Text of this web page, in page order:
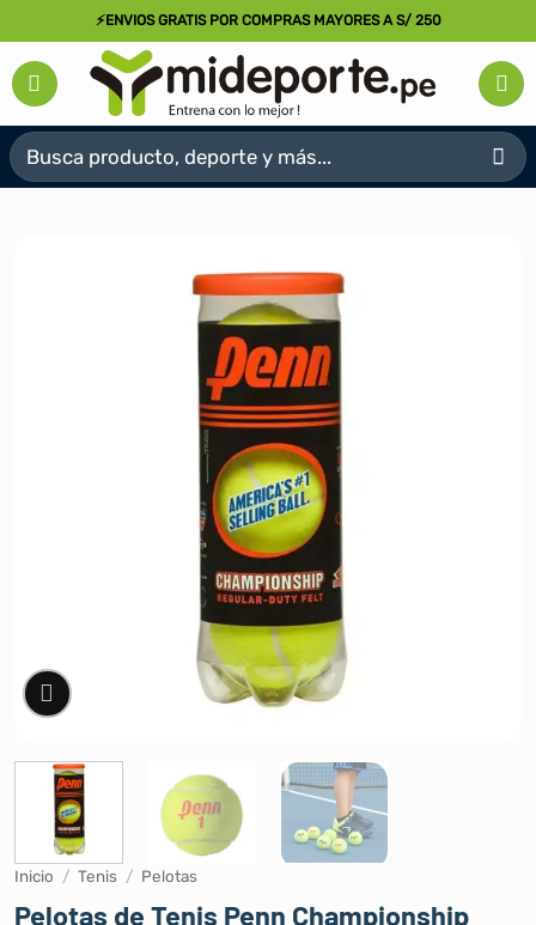
al
contenido
⚡ENVIOS GRATIS POR COMPRAS MAYORES A S/ 250
Buscar
por:
Inicio / Tenis / Pelotas
Pelotas de Tenis Penn Championship